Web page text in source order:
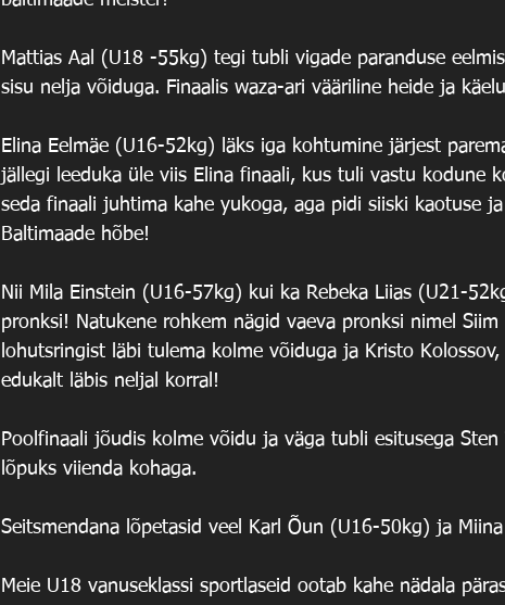
Mattias Aal (U18 -55kg) tegi tubli vigade paranduse
sisu nelja võiduga. Finaalis waza-ari vääriline heide ja
Elina Eelmäe (U16-52kg) läks iga kohtumine järjest
jällegi leeduka üle viis Elina finaali, kus tuli vastu kodune
seda finaali juhtima kahe yukoga, aga pidi siiski kaotuse
Baltimaade hõbe!
Nii Mila Einstein (U16-57kg) kui ka Rebeka Liias (U21-
pronksi! Natukene rohkem nägid vaeva pronksi nimel
lohutsringist läbi tulema kolme võiduga ja Kristo
edukalt läbis neljal korral!
Poolfinaali jõudis kolme võidu ja väga tubli esitusega
lõpuks viienda kohaga.
Seitsmendana lõpetasid veel Karl Õun (U16-50kg) ja
Meie U18 vanuseklassi sportlaseid ootab kahe nädala